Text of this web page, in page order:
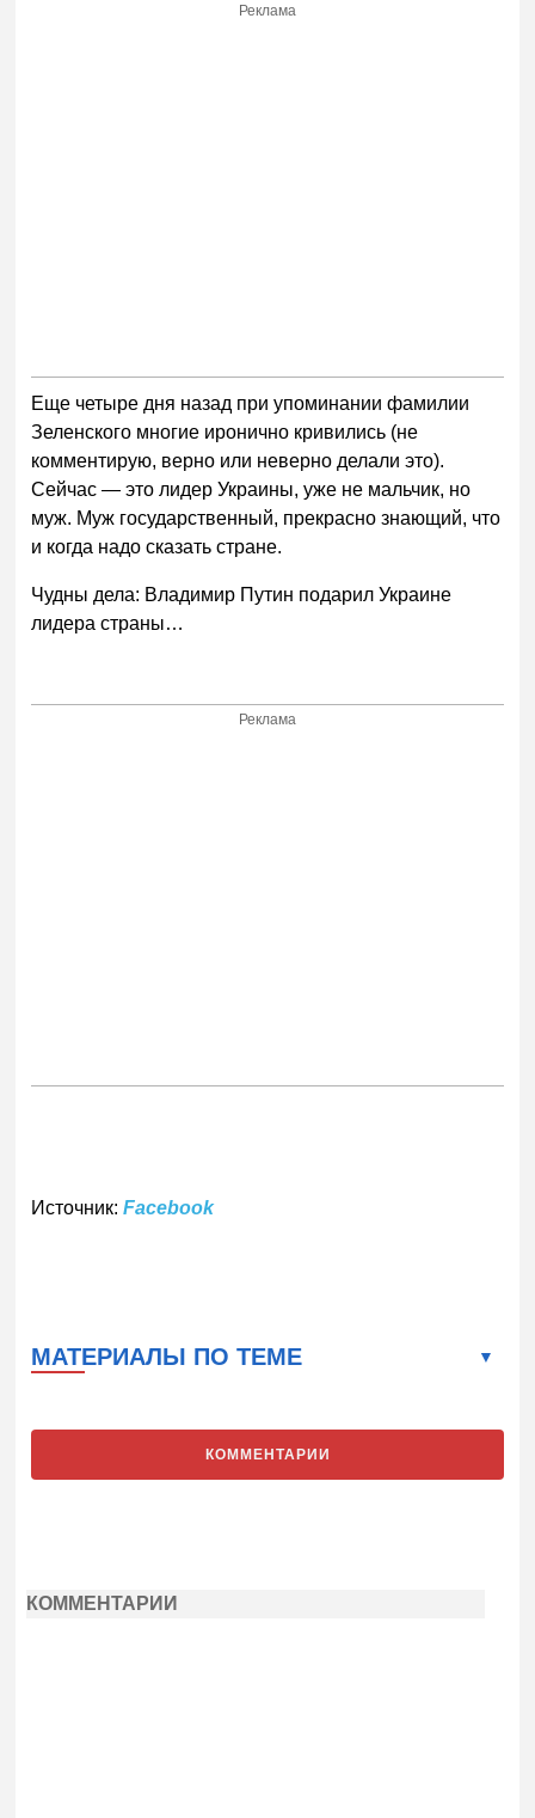
Реклама
Еще четыре дня назад при упоминании фамилии
Зеленского многие иронично кривились (не
комментирую, верно или неверно делали это).
Сейчас — это лидер Украины, уже не мальчик, но
муж. Муж государственный, прекрасно знающий, что
и когда надо сказать стране.
Чудны дела: Владимир Путин подарил Украине
лидера страны…
Реклама
Источник:Facebook
МАТЕРИАЛЫ ПО ТЕМЕ
КОММЕНТАРИИ
КОММЕНТАРИИ